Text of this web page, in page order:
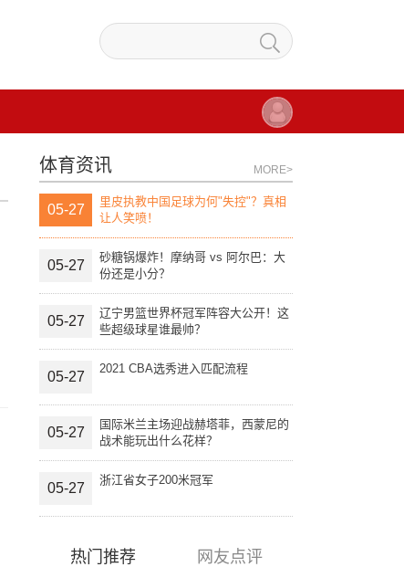
体育资讯 MORE>
05-27
里皮执教中国足球为何"失控"？真相
让人笑喷！
05-27
砂糖锅爆炸！摩纳哥 vs 阿尔巴：大
份还是小分？
05-27
辽宁男篮世界杯冠军阵容大公开！这
些超级球星谁最帅？
05-27
2021 CBA选秀进入匹配流程
05-27
国际米兰主场迎战赫塔菲，西蒙尼的
战术能玩出什么花样？
05-27
浙江省女子200米冠军
热门推荐 网友点评